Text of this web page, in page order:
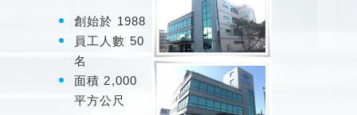
創始於 1988
員工人數 50
名
面積 2,000
平方公尺